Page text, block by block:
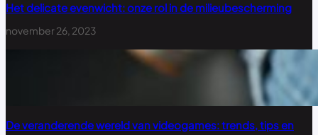
Het delicate evenwicht: onze rol in de milieubescherming
november 26, 2023
De veranderende wereld van videogames: trends, tips en